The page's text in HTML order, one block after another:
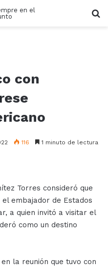
con
116 1 minuto de lectura
Torres consideró que
el embajador de Estados
a quien invitó a visitar el
como un destino
la reunión que tuvo con